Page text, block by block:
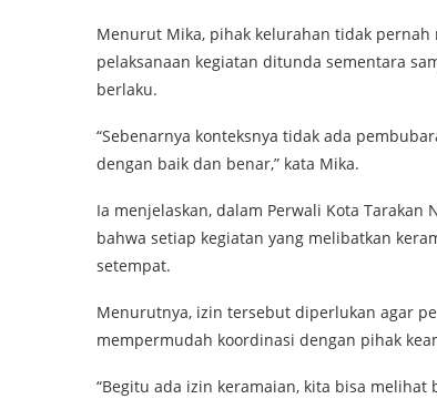
Menurut Mika, pihak kelurahan tidak
pelaksanaan kegiatan ditunda sementara
berlaku.
“Sebenarnya konteksnya tidak ada
dengan baik dan benar,” kata Mika.
Ia menjelaskan, dalam Perwali Kota
bahwa setiap kegiatan yang melibatkan
setempat.
Menurutnya, izin tersebut diperlukan agar
mempermudah koordinasi dengan pihak
“Begitu ada izin keramaian, kita bisa